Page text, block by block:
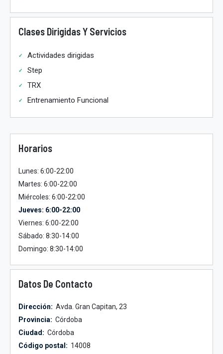
Clases Dirigidas Y Servicios
Actividades dirigidas
Step
TRX
Entrenamiento Funcional
Horarios
Lunes: 6:00-22:00
Martes: 6:00-22:00
Miércoles: 6:00-22:00
Jueves: 6:00-22:00
Viernes: 6:00-22:00
Sábado: 8:30-14:00
Domingo: 8:30-14:00
Datos De Contacto
Dirección: Avda. Gran Capitan, 23
Provincia: Córdoba
Ciudad: Córdoba
Código postal: 14008